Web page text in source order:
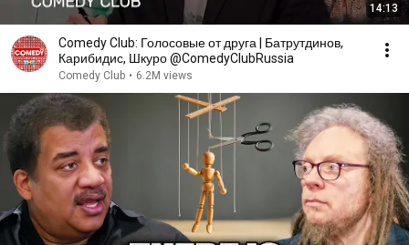
14:13
Comedy Club: Голосовые от друга | Батрутдинов,
Карибидис, Шкуро @ComedyClubRussia
Comedy Club • 6.2M views